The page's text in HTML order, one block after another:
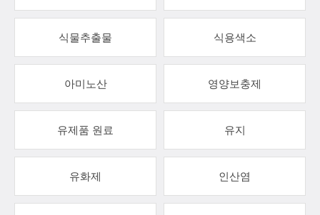
식물추출물 식용색소
아미노산 영양보충제
유제품 원료 유지
유화제 인산염